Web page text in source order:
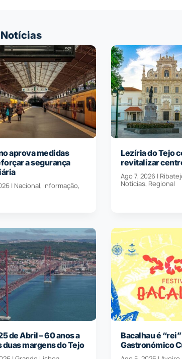
aprova medidas
a segurança
| Nacional, Informação,
Lezíria do Tejo
revitalizar
Ago 7, 2026 |
Notícias, Regional
de Abril – 60 anos a
duas margens do Tejo
Bacalhau é
Gastronómico